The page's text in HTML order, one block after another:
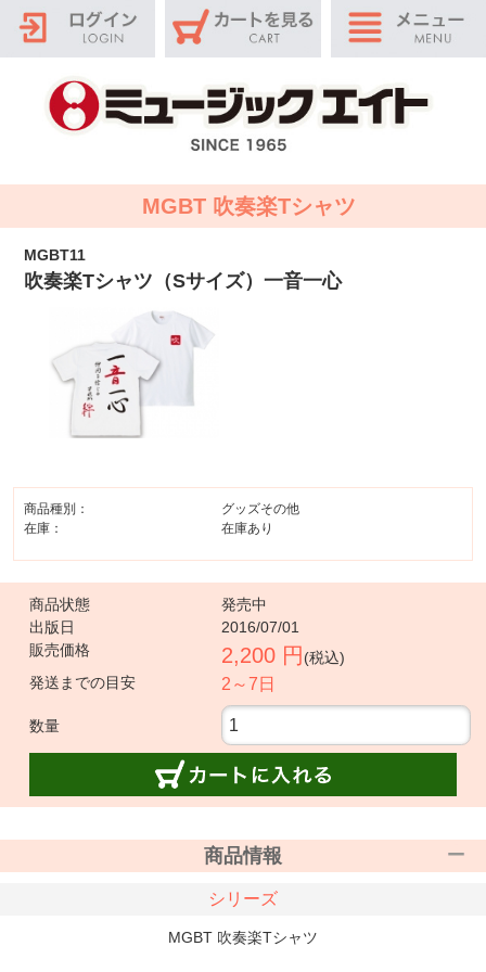
MGBT 吹奏楽Tシャツ
MGBT11
吹奏楽Tシャツ（Sサイズ）一音一心
商品種別：
グッズその他
在庫：
在庫あり
商品状態
発売中
出版日
2016/07/01
販売価格
2,200 円 (税込)
発送までの目安
2～7日
数量
商品情報
シリーズ
MGBT 吹奏楽Tシャツ